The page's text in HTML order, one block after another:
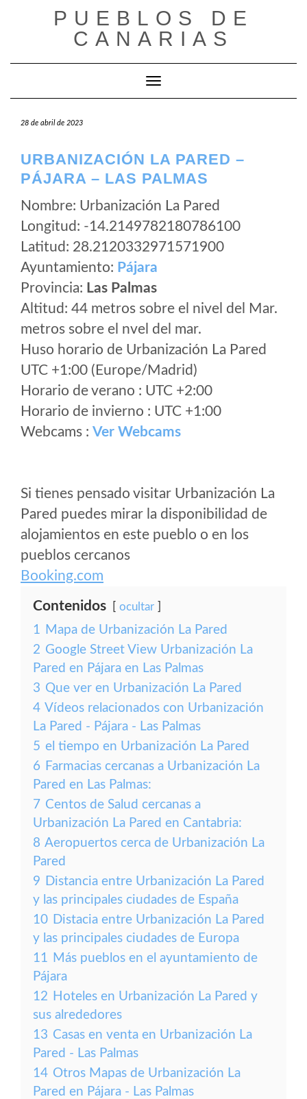
PUEBLOS DE
CANARIAS
Cambiar modo de navegación
28 de abril de 2023
URBANIZACIÓN LA PARED –
PÁJARA – LAS PALMAS
Nombre: Urbanización La Pared
Longitud: -14.2149782180786100
Latitud: 28.2120332971571900
Ayuntamiento: Pájara
Provincia: Las Palmas
Altitud: 44 metros sobre el nivel del Mar.
metros sobre el nvel del mar.
Huso horario de Urbanización La Pared
UTC +1:00 (Europe/Madrid)
Horario de verano : UTC +2:00
Horario de invierno : UTC +1:00
Webcams : Ver Webcams
Si tienes pensado visitar Urbanización La
Pared puedes mirar la disponibilidad de
alojamientos en este pueblo o en los
pueblos cercanos
Booking.com
Contenidos ocultar
1 Mapa de Urbanización La Pared
2 Google Street View Urbanización La
Pared en Pájara en Las Palmas
3 Que ver en Urbanización La Pared
4 Vídeos relacionados con Urbanización
La Pared - Pájara - Las Palmas
5 el tiempo en Urbanización La Pared
6 Farmacias cercanas a Urbanización La
Pared en Las Palmas:
7 Centos de Salud cercanas a
Urbanización La Pared en Cantabria:
8 Aeropuertos cerca de Urbanización La
Pared
9 Distancia entre Urbanización La Pared
y las principales ciudades de España
10 Distacia entre Urbanización La Pared
y las principales ciudades de Europa
11 Más pueblos en el ayuntamiento de
Pájara
12 Hoteles en Urbanización La Pared y
sus alrededores
13 Casas en venta en Urbanización La
Pared - Las Palmas
14 Otros Mapas de Urbanización La
Pared en Pájara - Las Palmas